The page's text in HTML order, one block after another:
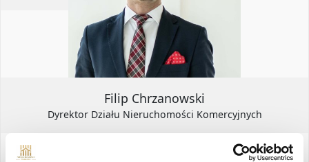
Filip Chrzanowski
Dyrektor Działu Nieruchomości Komercyjnych